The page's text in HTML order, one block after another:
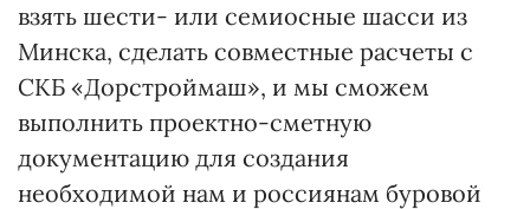
взять шести- или семиосные шасси из
Минска, сделать совместные расчеты с
СКБ «Дорстроймаш», и мы сможем
выполнить проектно-сметную
документацию для создания
необходимой нам и россиянам буровой